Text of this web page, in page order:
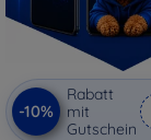
-10%
Rabatt
mit
Gutschein